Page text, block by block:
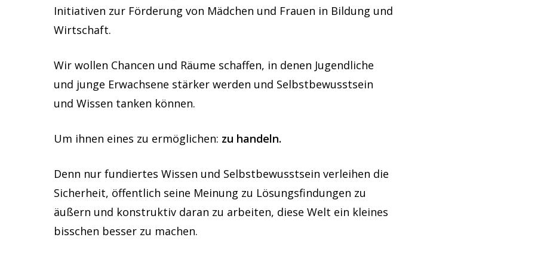
Initiativen zur Förderung von Mädchen und Frauen in Bildung und
Wirtschaft.
Wir wollen Chancen und Räume schaffen, in denen Jugendliche
und junge Erwachsene stärker werden und Selbstbewusstsein
und Wissen tanken können.
Um ihnen eines zu ermöglichen: zu handeln.
Denn nur fundiertes Wissen und Selbstbewusstsein verleihen die
Sicherheit, öffentlich seine Meinung zu Lösungsfindungen zu
äußern und konstruktiv daran zu arbeiten, diese Welt ein kleines
bisschen besser zu machen.